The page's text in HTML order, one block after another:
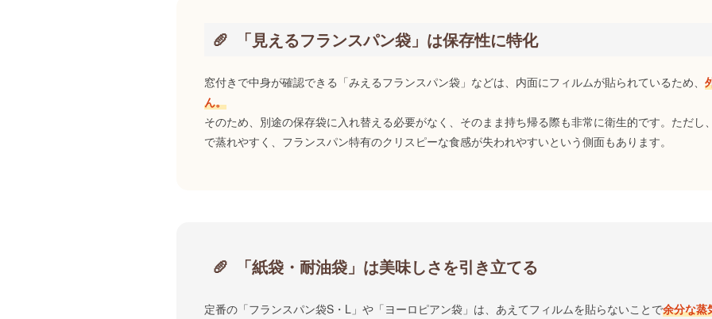
「見えるフランスパン袋」は保存性に特化
窓付きで中身が確認できる「みえるフランスパン袋」などは、内面にフィルムが貼られているため、
ん。
そのため、別途の保存袋に入れ替える必要がなく、そのまま持ち帰る際も非常に衛生的です。ただし
で蒸れやすく、フランスパン特有のクリスピーな食感が失われやすいという側面もあります。
「紙袋・耐油袋」は美味しさを引き立てる
定番の「フランスパン袋S・L」や「ヨーロピアン袋」は、あえてフィルムを貼らないことで余分な蒸